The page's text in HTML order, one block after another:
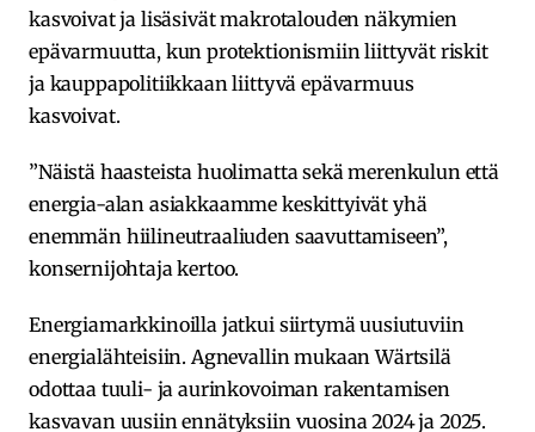
kasvoivat ja lisäsivät makrotalouden näkymien
epävarmuutta, kun protektionismiin liittyvät riskit
ja kauppapolitiikkaan liittyvä epävarmuus
kasvoivat.
”Näistä haasteista huolimatta sekä merenkulun että
energia-alan asiakkaamme keskittyivät yhä
enemmän hiilineutraaliuden saavuttamiseen”,
konsernijohtaja kertoo.
Energiamarkkinoilla jatkui siirtymä uusiutuviin
energialähteisiin. Agnevallin mukaan Wärtsilä
odottaa tuuli- ja aurinkovoiman rakentamisen
kasvavan uusiin ennätyksiin vuosina 2024 ja 2025.